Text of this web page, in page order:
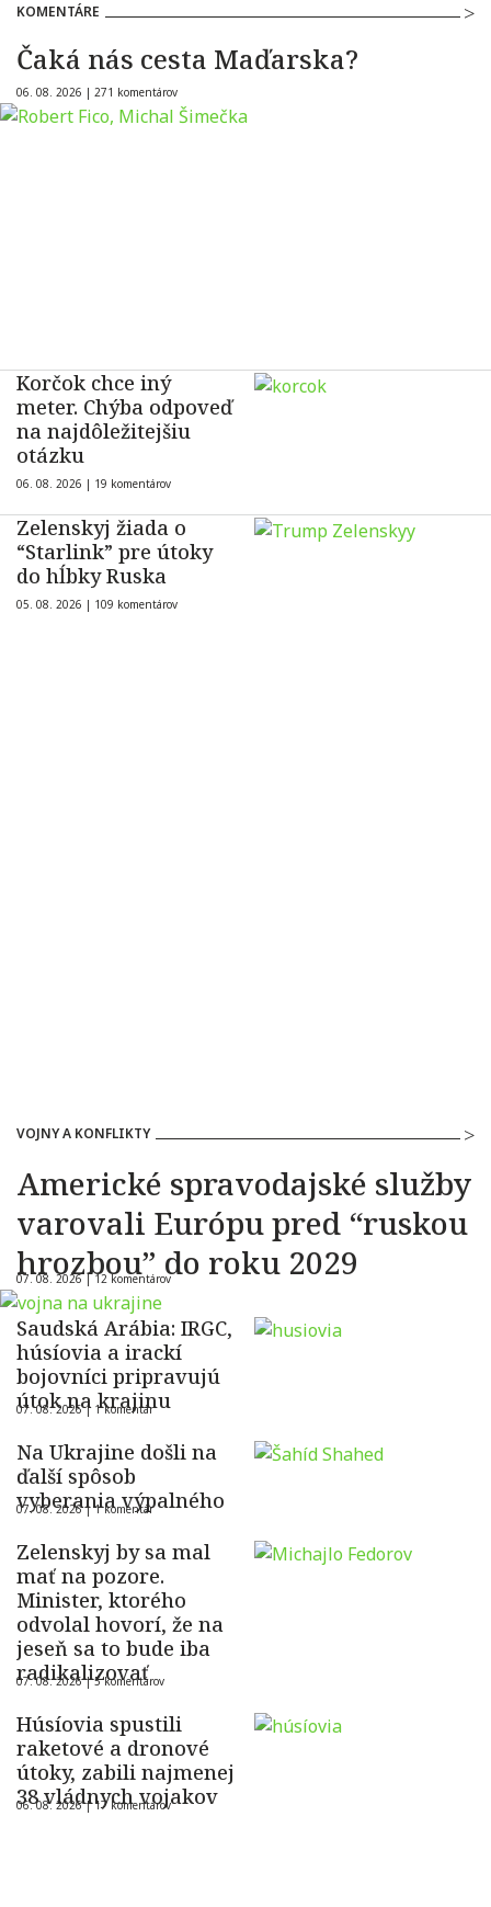
KOMENTÁRE
Čaká nás cesta Maďarska?
06. 08. 2026 | 271 komentárov
Korčok chce iný
meter. Chýba odpoveď
na najdôležitejšiu
otázku
06. 08. 2026 | 19 komentárov
Zelenskyj žiada o
“Starlink” pre útoky
do hĺbky Ruska
05. 08. 2026 | 109 komentárov
VOJNY A KONFLIKTY
Americké spravodajské služby
varovali Európu pred “ruskou
hrozbou” do roku 2029
07. 08. 2026 |12 komentárov
Saudská Arábia: IRGC,
húsíovia a irackí
bojovníci pripravujú
útok na krajinu
07. 08. 2026 | 1 komentár
Na Ukrajine došli na
ďalší spôsob
vyberania výpalného
07. 08. 2026 |1 komentár
Zelenskyj by sa mal
mať na pozore.
Minister, ktorého
odvolal hovorí, že na
jeseň sa to bude iba
radikalizovať
07. 08. 2026 |5 komentárov
Húsíovia spustili
raketové a dronové
útoky, zabili najmenej
38 vládnych vojakov
06. 08. 2026 |17 komentárov